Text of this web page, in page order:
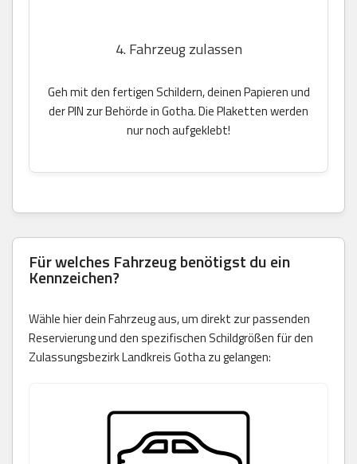
4. Fahrzeug zulassen
Geh mit den fertigen Schildern, deinen Papieren und
der PIN zur Behörde in Gotha. Die Plaketten werden
nur noch aufgeklebt!
Für welches Fahrzeug benötigst du ein
Kennzeichen?
Wähle hier dein Fahrzeug aus, um direkt zur passenden
Reservierung und den spezifischen Schildgrößen für den
Zulassungsbezirk Landkreis Gotha zu gelangen: